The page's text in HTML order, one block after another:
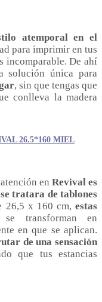
atemporal en el
para imprimir en tus
incomparable. De ahí
solución única para
, sin que tengas que
conlleva la madera
26.5*160 MIEL
en Revival es
tratara de tablones
26,5 x 160 cm, estas
se transforman en
en que se aplican.
de una sensación
que tus estancias